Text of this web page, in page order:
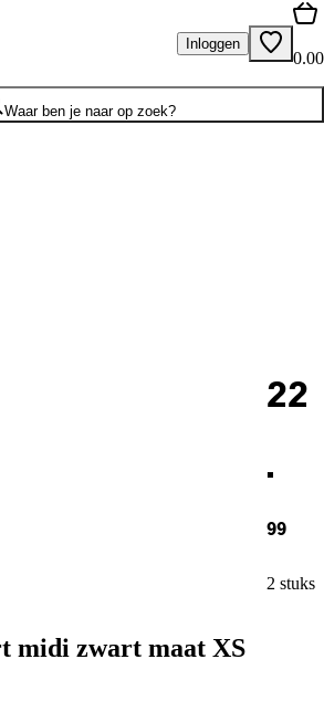
Inloggen
0.00
Waar ben je naar op zoek?
22
.
99
2 stuks
midi zwart maat XS